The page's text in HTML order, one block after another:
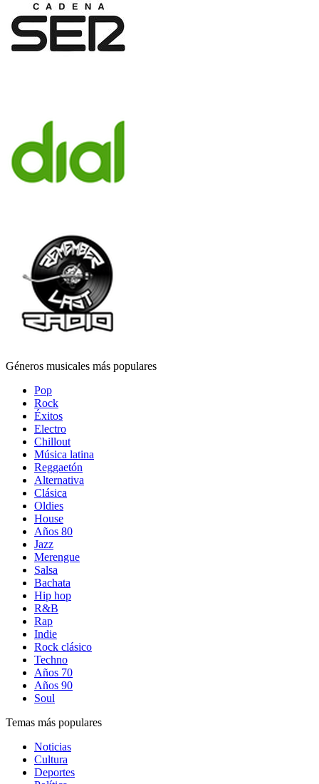
Géneros musicales más populares
Pop
Rock
Éxitos
Electro
Chillout
Música latina
Reggaetón
Alternativa
Clásica
Oldies
House
Años 80
Jazz
Merengue
Salsa
Bachata
Hip hop
R&B
Rap
Indie
Rock clásico
Techno
Años 70
Años 90
Soul
Temas más populares
Noticias
Cultura
Deportes